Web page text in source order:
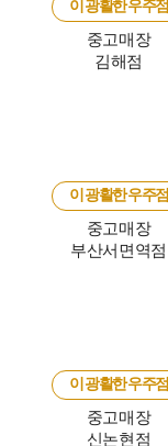
이 광활한 우주점
중고매장
김해점
이 광활한 우주점
중고매장
부산서면역점
이 광활한 우주점
중고매장
신논현점